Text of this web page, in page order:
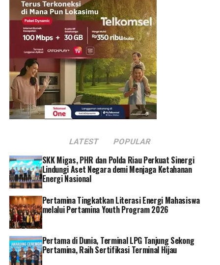
suji di bulan Januari 2023 telah berhasil membawa hasil
karya sulam suji pada kegiatan fashion show tingkat
internasional New York, Amerika.
“Dengan pemanfaatan teknologi digital, para pesulam
suji dapat meningkatkan daya saing dan peluang pasar
karena keunikan sulam suji yang ditunjukan oleh motif
sulam dan pengerjaannya 100% handmade. Selain itu
dengan internet yang telah tersedia, dapat
dimanfaatkan oleh masyarakat untuk terus belajar dan
mengembangkan usahanya,” jelas Rully Yusuf selaku
Sementara itu Kepala Sekolah SDN 015 Koto Gadang
Desi Hermita yang sekaligus PIC dari program pelatihan
ini menyampaikan rasa terima kasih kepada Pegadaian
atas perhatian yang diberikan.
“Saya ucapkan terima kasih kepada Pegadaian yang
telah memberikan perhatian kepada warga kami.
Pelatihan ini sangat dibutuhkan oleh pengrajin sulam
suji untuk terus dapat bersaing dengan pengrajin di luar
sana,” ujar Desi.
LATEST POPULAR
SKK Migas, PHR dan Polda Riau Perkuat Sinergi
Lindungi Aset Negara demi Menjaga Ketahanan
Energi Nasional
Pertamina Tingkatkan Literasi Energi Mahasiswa
melalui Pertamina Youth Program 2026
Pertama di Dunia, Terminal LPG Tanjung Sekong
Pertamina, Raih Sertifikasi Terminal Hijau